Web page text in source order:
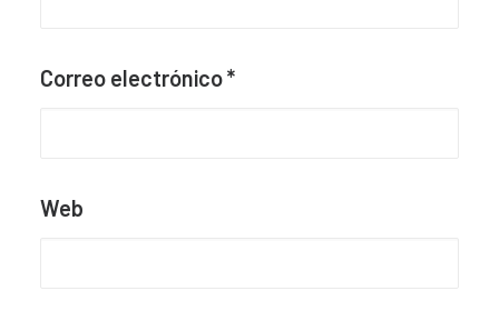
Correo electrónico*
Web